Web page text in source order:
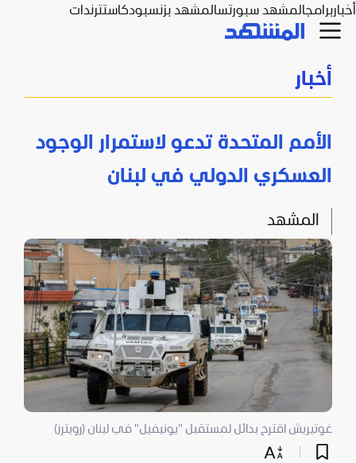
أخباربرامجالمشهد سبورتسالمشهد بزنسبودكاستترندات
أخبار
الأمم المتحدة تدعو لاستمرار الوجود
العسكري الدولي في لبنان
المشهد
غوتيريش اقترح بدائل لمستقبل "يونيفيل" في لبنان (رويترز)